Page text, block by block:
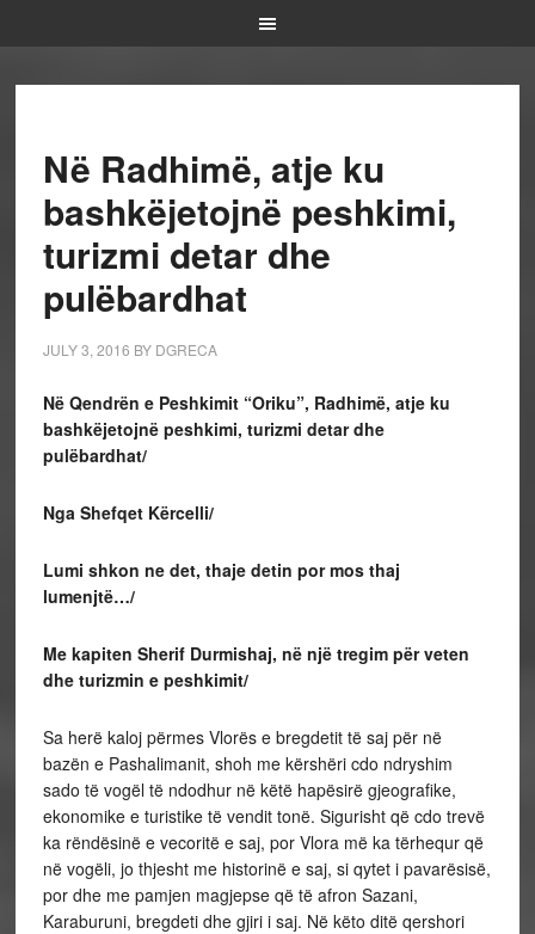
Në Radhimë, atje ku
bashkëjetojnë peshkimi,
turizmi detar dhe
pulëbardhat
JULY 3, 2016 BY DGRECA
Në Qendrën e Peshkimit “Oriku”, Radhimë, atje ku
bashkëjetojnë peshkimi, turizmi detar dhe
pulëbardhat/
Nga Shefqet Kërcelli/
Lumi shkon ne det, thaje detin por mos thaj
lumenjtë…/
Me kapiten Sherif Durmishaj, në një tregim për veten
dhe turizmin e peshkimit/
Sa herë kaloj përmes Vlorës e bregdetit të saj për në
bazën e Pashalimanit, shoh me kërshëri cdo ndryshim
sado të vogël të ndodhur në këtë hapësirë gjeografike,
ekonomike e turistike të vendit tonë. Sigurisht që cdo trevë
ka rëndësinë e vecoritë e saj, por Vlora më ka tërhequr që
në vogëli, jo thjesht me historinë e saj, si qytet i pavarësisë,
por dhe me pamjen magjepse që të afron Sazani,
Karaburuni, bregdeti dhe gjiri i saj. Në këto ditë qershori